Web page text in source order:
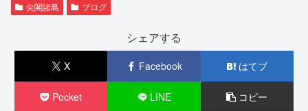
尖閣諸島 ブログ
シェアする
X Facebook はてブ
Pocket LINE コピー